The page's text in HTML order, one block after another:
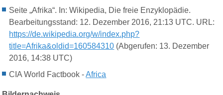
Seite „Afrika“. In: Wikipedia, Die freie Enzyklopädie.
Bearbeitungsstand: 12. Dezember 2016, 21:13 UTC. URL:
https://de.wikipedia.org/w/index.php?
title=Afrika&oldid=160584310 (Abgerufen: 13. Dezember
2016, 14:38 UTC)
CIA World Factbook -Africa